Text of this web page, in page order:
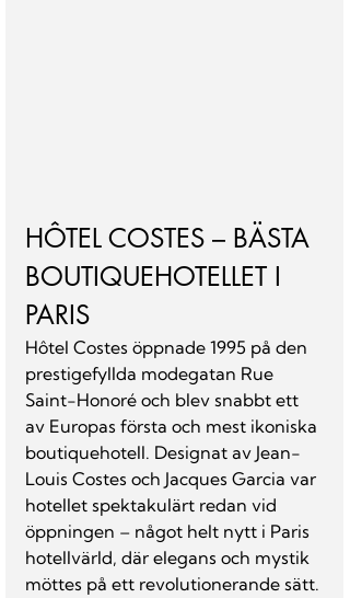
HÔTEL COSTES – BÄSTA
BOUTIQUEHOTELLET I
PARIS
Hôtel Costes öppnade 1995 på den
prestigefyllda modegatan Rue
Saint-Honoré och blev snabbt ett
av Europas första och mest ikoniska
boutiquehotell. Designat av Jean-
Louis Costes och Jacques Garcia var
hotellet spektakulärt redan vid
öppningen – något helt nytt i Paris
hotellvärld, där elegans och mystik
möttes på ett revolutionerande sätt.